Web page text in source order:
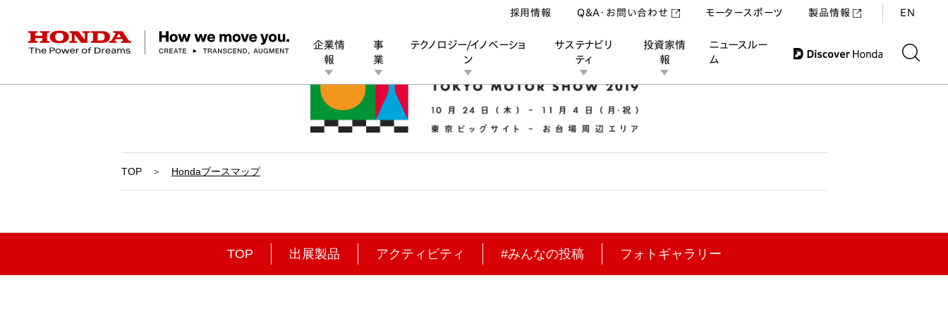
HONDA The Power of Dreams
企業情
報
経営方針 会社概要 ヒストリー コーポレートブランド 企業スポーツ モータースポーツ
事
業
パワープロダクツ マリン その他事業
テクノロジー/イノベーショ
ン
テクノロジー デザイン オープンイノベーション
サステナビリ
ティ
Honda Report 環境 社会 ガバナンス 安全への取り組み 品質への取り組み
投資家情
報
IR資料室 財務・業績情報 株式・債券情報 IRカレンダー 個人投資家の皆様へ Honda Report
ニュースルー
ム
採用情報 Q&A・お問い合わせ モータースポーツ 製品情報 EN
ENGLISH
TOP Hondaブースマップ
TOP 出展製品 アクティビティ #みんなの投稿 フォトギャラリー